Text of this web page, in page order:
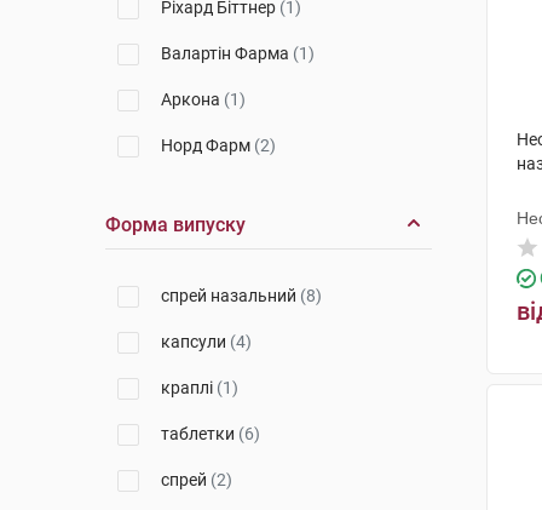
Ріхард Біттнер (1)
Валартін Фарма (1)
Аркона (1)
Норд Фарм (2)
Др. Густав Кляйн
(1)
Форма випуску
спрей назальний (8)
капсули (4)
краплі (1)
таблетки (6)
спрей (2)